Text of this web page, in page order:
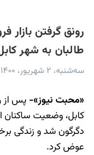
رونق گرفتن بازار
طالبان به شهر
سه‌شنبه، ۲ شهریور، ۱۴۰۰
«محبت نیوز»- پس از
کابل، وضعیت ساکنان
دگرگون شد و زندگی
عوض کرد.